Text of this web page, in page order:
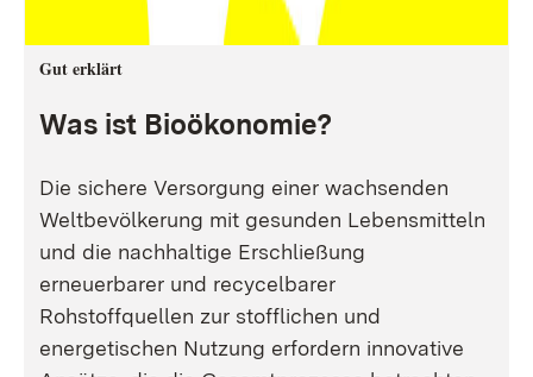
Gut erklärt
Was ist Bioökonomie?
Die sichere Versorgung einer wachsenden
Weltbevölkerung mit gesunden Lebensmitteln
und die nachhaltige Erschließung
erneuerbarer und recycelbarer
Rohstoffquellen zur stofflichen und
energetischen Nutzung erfordern innovative